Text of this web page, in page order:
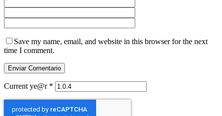
Save my name, email, and website in this browser for the next
time I comment.
Current ye@r *